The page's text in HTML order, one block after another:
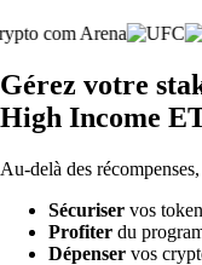
Gérez votre
High Income
Au-delà des
Sécuriser vos
Profiter du
Dépenser vos